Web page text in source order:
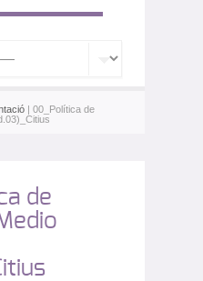
| 00_Política de
de